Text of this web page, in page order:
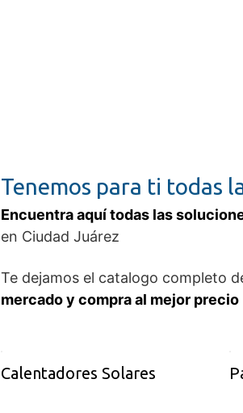
Tenemos para ti todas
Encuentra aquí todas las
en Ciudad Juárez
Te dejamos el catalogo completo
mercado y compra al mejor precio
Calentadores Solares